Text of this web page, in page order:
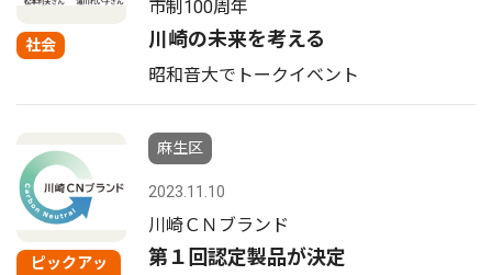
社会
市制100周年
川崎の未来を考える
昭和音大でトークイベント
ピックアッ
麻生区
2023.11.10
川崎ＣＮブランド
第１回認定製品が決定